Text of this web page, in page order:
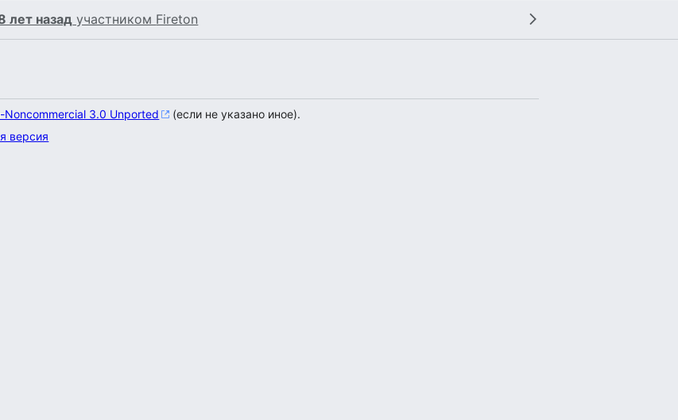
лет назад участником Fireton
Noncommercial 3.0 Unported
(если не указано иное).
версия